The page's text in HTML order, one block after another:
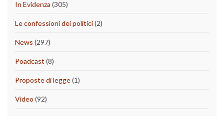
In Evidenza (305)
Le confessioni dei politici(2)
News (297)
Poadcast (8)
Proposte di legge(1)
Video (92)